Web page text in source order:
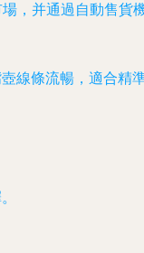
，并通過自動售貨
線條流暢，適合精